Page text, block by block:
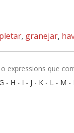
, granejar,
expressions que
- H - I - J - K - L - M -